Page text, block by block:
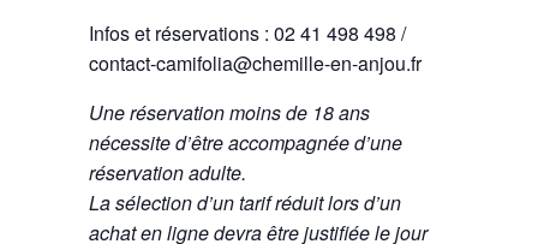
Infos et réservations : 02 41 498 498 /
contact-camifolia@chemille-en-anjou.fr
Une réservation moins de 18 ans
nécessite d’être accompagnée d’une
réservation adulte.
La sélection d’un tarif réduit lors d’un
achat en ligne devra être justifiée le jour